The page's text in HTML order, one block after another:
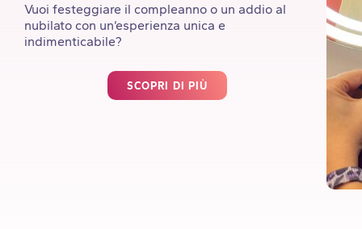
Vuoi festeggiare il compleanno o un addio al
nubilato con un’esperienza unica e
indimenticabile?
SCOPRI DI PIÙ